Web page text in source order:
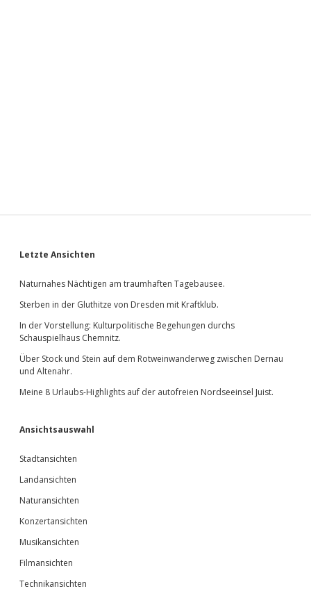
Sidebar
Letzte Ansichten
Naturnahes Nächtigen am traumhaften Tagebausee.
Sterben in der Gluthitze von Dresden mit Kraftklub.
In der Vorstellung: Kulturpolitische Begehungen durchs
Schauspielhaus Chemnitz.
Über Stock und Stein auf dem Rotweinwanderweg zwischen Dernau
und Altenahr.
Meine 8 Urlaubs-Highlights auf der autofreien Nordseeinsel Juist.
Ansichtsauswahl
Stadtansichten
Landansichten
Naturansichten
Konzertansichten
Musikansichten
Filmansichten
Technikansichten